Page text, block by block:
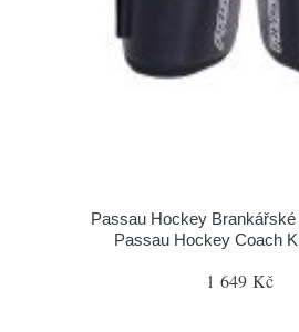
Passau Hockey
Passau Hockey Coach
1 649 Kč